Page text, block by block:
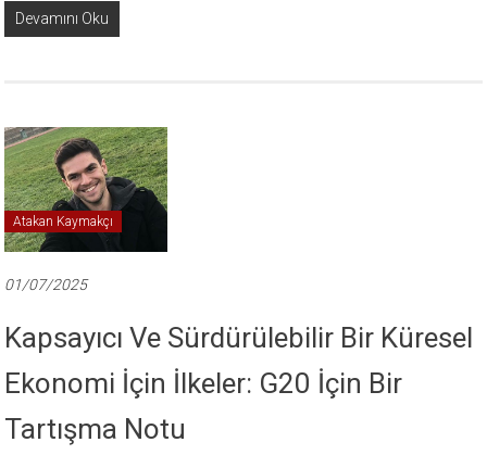
Devamını Oku
Atakan Kaymakçı
01/07/2025
Kapsayıcı Ve Sürdürülebilir Bir Küresel
Ekonomi İçin İlkeler: G20 İçin Bir
Tartışma Notu